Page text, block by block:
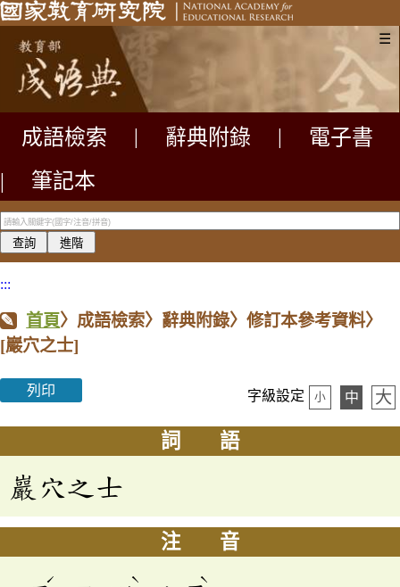
☰
成語檢索 辭典附錄
電子書
|
筆記本
:::
首頁〉成語檢索〉辭典附錄〉修訂本參考資料〉
[巖穴之士]
列印 字級設定 小 中 大
詞 語
巖穴之士
注 音
ˊ ˋ ˋ